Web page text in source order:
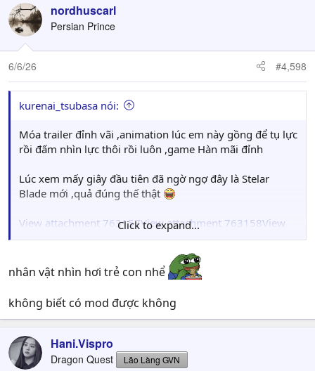
nordhuscarl
Persian Prince
6/6/26 #4,598
kurenai_tsubasa nói:
Móa trailer đỉnh vãi ,animation lúc em này gồng để tụ lực
rồi đấm nhìn lực thôi rồi luôn ,game Hàn mãi đỉnh
Lúc xem mấy giây đầu tiên đã ngờ ngợ đây là Stelar
Blade mới ,quả đúng thế thật
View attachment 763157View attachment 763158View
attachment 763160View attachment 763159
Click to expand...
nhân vật nhìn hơi trẻ con nhể
không biết có mod được không
Hani.Vispro
Dragon Quest Lão Làng GVN